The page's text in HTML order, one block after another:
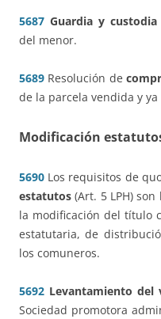
5687 Guardia y
del menor.
5689 Resolución de
de la parcela vendida y
Modificación
5690 Los requisitos de
estatutos (Art. 5 LPH)
la modificación del título
estatutaria, de
los comuneros.
5692 Levantamiento del
Sociedad promotora